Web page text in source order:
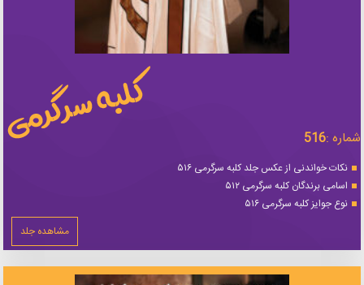
شماره :516
نکات خواندنی از عکس جلد کلبه سرگرمی ۵۱۶
اسامی برندگان کلبه سرگرمی ۵۱۲
نوع جوایز کلبه سرگرمی ۵۱۶
مشاهده جلد